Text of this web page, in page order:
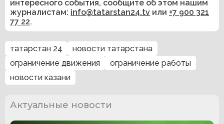
интересного события, сообщите об этом нашим
журналистам: info@tatarstan24.tv или +7 900 321
77 22.
татарстан 24
новости татарстана
ограничение движения
ограничение работы
новости казани
Актуальные новости